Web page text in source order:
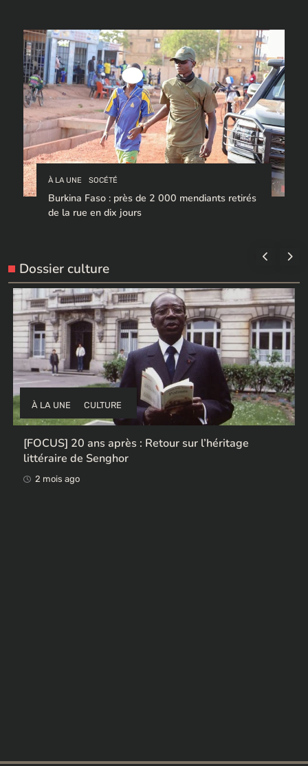
À LA UNE SOCÉTÉ
Burkina Faso : près de 2 000 mendiants retirés
de la rue en dix jours
Dossier culture
À LA UNE CULTURE
Ces ex-colonisateurs européens qui rendent des
œuvres africaines pillées